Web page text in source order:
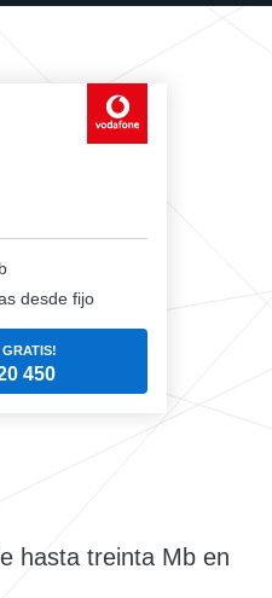
desde fijo
450
hasta treinta Mb en